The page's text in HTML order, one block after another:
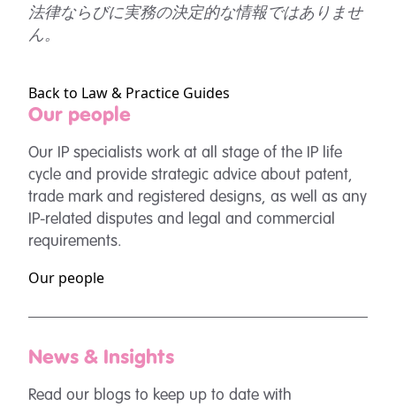
法律ならびに実務の決定的な情報ではありませ
ん。
Back to Law & Practice Guides
Our people
Our IP specialists work at all stage of the IP life
cycle and provide strategic advice about patent,
trade mark and registered designs, as well as any
IP-related disputes and legal and commercial
requirements.
Our people
News & Insights
Read our blogs to keep up to date with